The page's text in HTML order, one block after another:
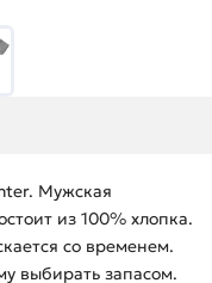
Мужская
из 100% хлопка.
со временем.
выбирать запасом.